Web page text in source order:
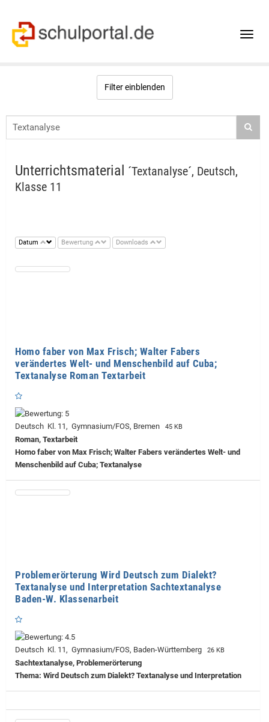
Toggle
Filter einblenden
Unterrichtsmaterial ´Textanalyse´, Deutsch,
Klasse 11
Datum Bewertung Downloads
Homo faber von Max Frisch; Walter Fabers
verändertes Welt- und Menschenbild auf Cuba;
Textanalyse Roman Textarbeit
Deutsch Kl. 11, Gymnasium/FOS, Bremen 45 KB
Roman, Textarbeit
Homo faber von Max Frisch; Walter Fabers verändertes Welt- und
Menschenbild auf Cuba; Textanalyse
Problemerörterung Wird Deutsch zum Dialekt?
Textanalyse und Interpretation Sachtextanalyse
Baden-W. Klassenarbeit
Deutsch Kl. 11, Gymnasium/FOS, Baden-Württemberg 26 KB
Sachtextanalyse, Problemerörterung
Thema: Wird Deutsch zum Dialekt? Textanalyse und Interpretation